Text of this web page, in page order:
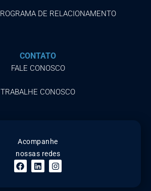
DE RELACIONAMENTO
CONTATO
FALE CONOSCO
TRABALHE CONOSCO
Acompanhe
nossas redes